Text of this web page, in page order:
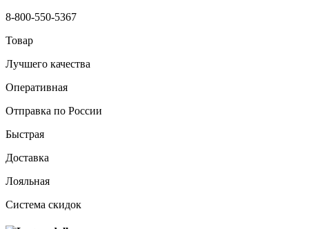
8-800-550-5367
Товар
Лучшего качества
Оперативная
Отправка по России
Быстрая
Доставка
Лояльная
Система скидок